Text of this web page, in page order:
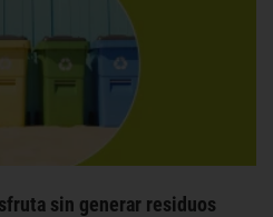
sin generar residuos